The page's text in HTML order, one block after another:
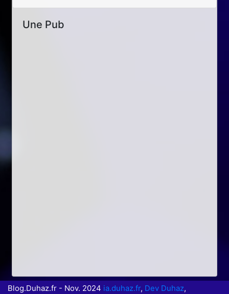
Une Pub
Blog.Duhaz.fr - Nov. 2024 ia.duhaz.fr, Dev Duhaz,